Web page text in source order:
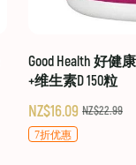
Good Health 好健
+维生素D 150粒
NZ$16.09 NZ$22.99
7折优惠